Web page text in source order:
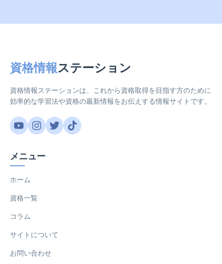
資格情報ステーション
資格情報ステーションは、これから資格取得を目指す方のために
効率的な学習法や資格の最新情報をお伝えする情報サイトです。
メニュー
ホーム
資格一覧
コラム
サイトについて
お問い合わせ